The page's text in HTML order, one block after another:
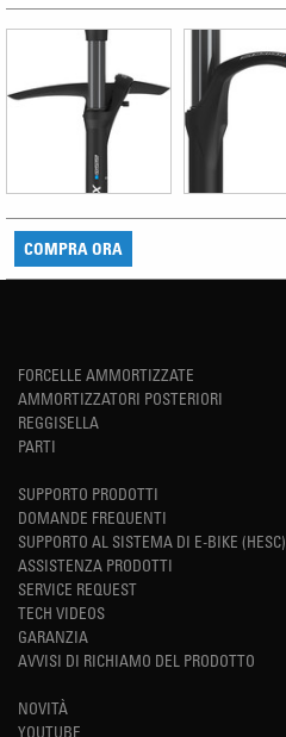
COMPRA ORA
FORCELLE AMMORTIZZATE
AMMORTIZZATORI POSTERIORI
REGGISELLA
PARTI
SUPPORTO PRODOTTI
DOMANDE FREQUENTI
SUPPORTO AL SISTEMA DI E-BIKE (HESC)
ASSISTENZA PRODOTTI
SERVICE REQUEST
TECH VIDEOS
GARANZIA
AVVISI DI RICHIAMO DEL PRODOTTO
NOVITÀ
YOUTUBE